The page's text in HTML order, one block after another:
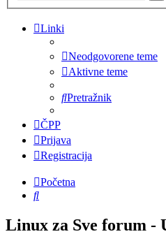
Linki
Neodgovorene teme
Aktivne teme
Pretražnik
ČPP
Prijava
Registracija
Početna
Pretražnik
Linux za Sve forum -